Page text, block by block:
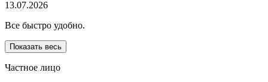
13.07.2026
Все быстро удобно.
Показать весь
Частное лицо